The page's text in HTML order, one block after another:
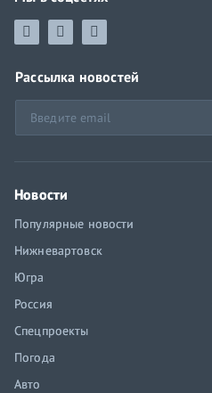
Рассылка новостей
Новости
Популярные новости
Нижневартовск
Югра
Россия
Спецпроекты
Погода
Авто